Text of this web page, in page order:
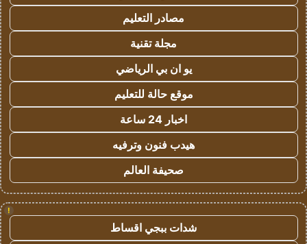
مصادر التعليم
مجلة تقنية
يو ان بي الرياضي
موقع حالة للتعليم
اخبار 24 ساعة
هيدب فنون وترفيه
صحيفة العالم
!
شدات ببجي اقساط